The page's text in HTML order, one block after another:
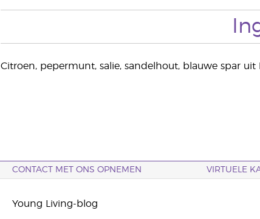
Citroen, pepermunt, salie, sandelhout, blauwe spar
CONTACT MET ONS OPNEMEN VIRTUELE
Young Living-blog